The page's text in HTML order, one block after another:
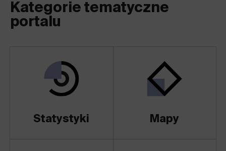
Kategorie tematyczne
portalu
Statystyki Mapy